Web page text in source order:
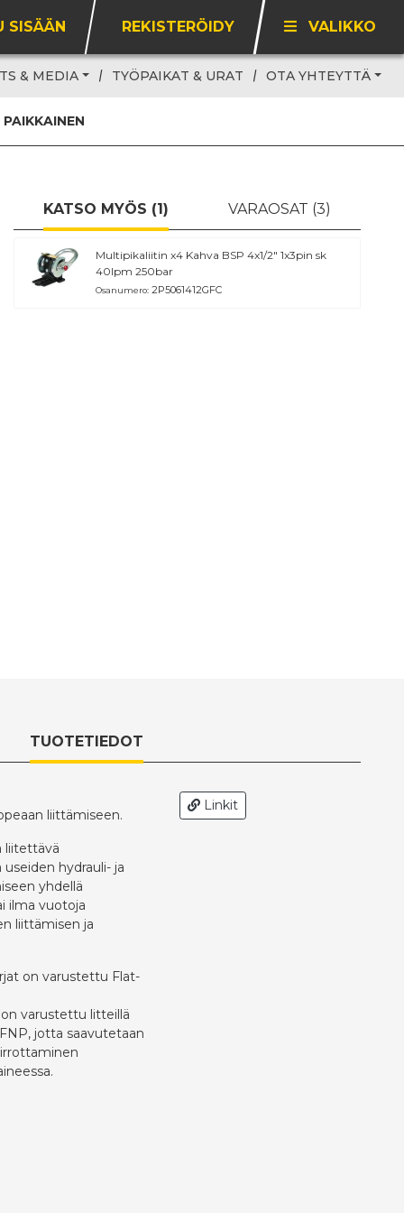
SISÄÄN REKISTERÖIDY VALIKKO
& MEDIA TYÖPAIKAT & URAT OTA YHTEYTTÄ
KATSO MYÖS (1) VARAOSAT (3)
Multipikaliitin x4 Kahva BSP 4x1/2" 1x3pin sk
40lpm 250bar
Osanumero: 2P5061412GFC
TUOTETIEDOT
liittämiseen.
liitettävä
hydrauli- ja
yhdellä
ilma vuotoja
liittämisen ja
on varustettu Flat-
on varustettu litteillä
jotta saavutetaan
Linkit